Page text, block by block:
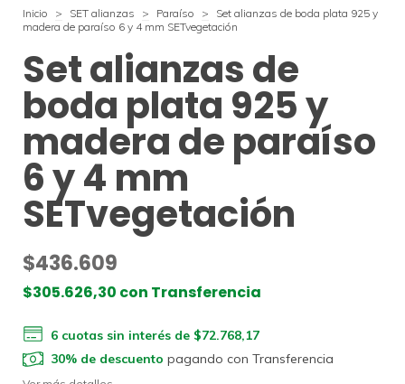
Inicio > SET alianzas > Paraíso >
Set alianzas de boda plata 925 y
madera de paraíso 6 y 4 mm SETvegetación
Set alianzas de
boda plata 925 y
madera de paraíso
6 y 4 mm
SETvegetación
$436.609
$305.626,30 con Transferencia
6 cuotas sin interés de $72.768,17
30% de descuento pagando con Transferencia